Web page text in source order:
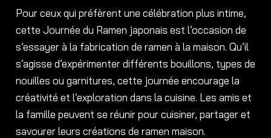
Pour ceux qui préfèrent une célébration plus intime,
cette Journée du Ramen japonais est l’occasion de
s’essayer à la fabrication de ramen à la maison. Qu’il
s’agisse d’expérimenter différents bouillons, types de
nouilles ou garnitures, cette journée encourage la
créativité et l’exploration dans la cuisine. Les amis et
la famille peuvent se réunir pour cuisiner, partager et
savourer leurs créations de ramen maison.